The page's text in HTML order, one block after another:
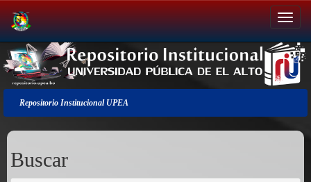
Salir
de
la
navegación
Repositorio Institucional UPEA
Buscar